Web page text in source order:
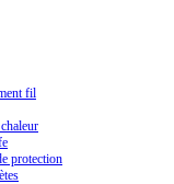
fil
protection